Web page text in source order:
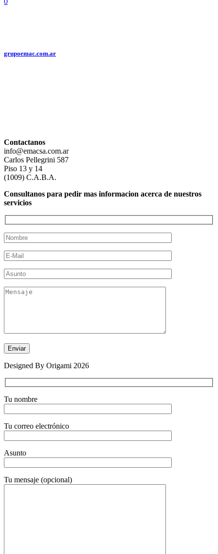
grupoemac.com.ar
Contactanos
info@emacsa.com.ar
Carlos Pellegrini 587
Piso 13 y 14
(1009) C.A.B.A.
Consultanos para pedir mas informacion acerca de nuestros
servicios
Designed By Origami 2026
Tu nombre
Tu correo electrónico
Asunto
Tu mensaje (opcional)